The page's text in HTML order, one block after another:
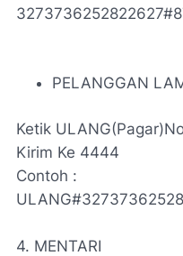
PELANGGAN
Ketik
Kirim Ke 4444
Contoh :
4. MENTARI